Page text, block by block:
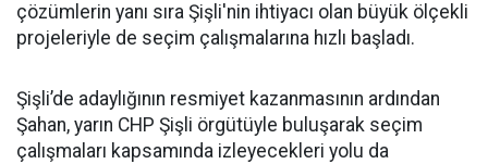
çözümlerin yanı sıra Şişli'nin ihtiyacı olan büyük ölçekli
projeleriyle de seçim çalışmalarına hızlı başladı.
Şişli’de adaylığının resmiyet kazanmasının ardından
Şahan, yarın CHP Şişli örgütüyle buluşarak seçim
çalışmaları kapsamında izleyecekleri yolu da